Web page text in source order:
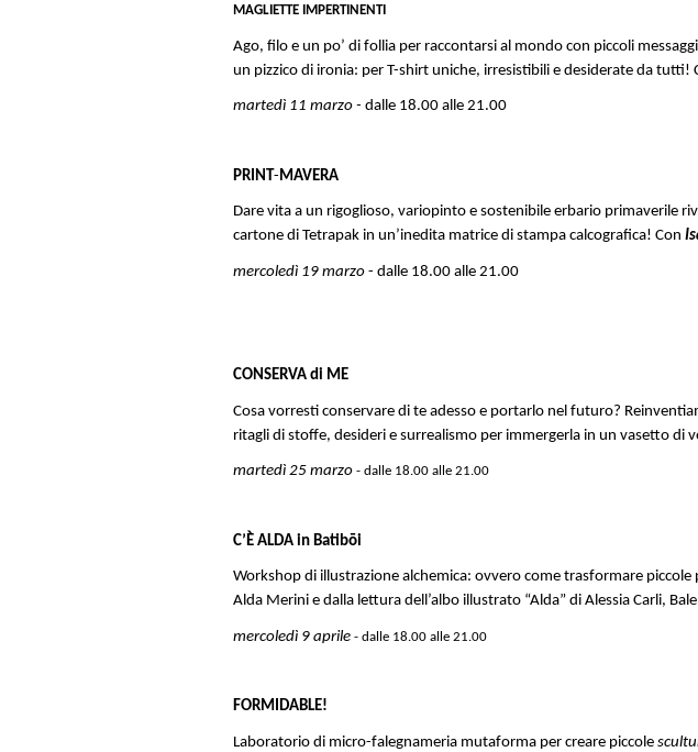
MAGLIETTE IMPERTINENTI
Ago, filo e un po’ di follia per raccontarsi al mondo con piccoli
un pizzico di ironia: per T-shirt uniche, irresistibili e desiderate da tutti!
martedì 11 marzo - dalle 18.00 alle 21.00
PRI NT- MAVERA
Dare vita a un rigoglioso, variopinto e sostenibile erbario primaverile
cartone di Tetrapak in un’inedita matrice di stampa calcografica! Con
mercoledì 19 marzo - dalle 18.00 alle 21.00
CONSERVA di ME
Cosa vorresti conservare di te adesso e portarlo nel futuro?
ritagli di stoffe, desideri e surrealismo per immergerla in un vasetto di
martedì 25 marzo - dalle 18.00 alle 21.00
C’È ALDA in Batibōi
Workshop di illustrazione alchemica: ovvero come trasformare
Alda Merini e dalla lettura dell’albo illustrato “Alda” di Alessia Carli,
mercoledì 9 aprile - dalle 18.00 alle 21.00
FORMIDABLE!
Laboratorio di micro-falegnameria mutaforma per creare piccole